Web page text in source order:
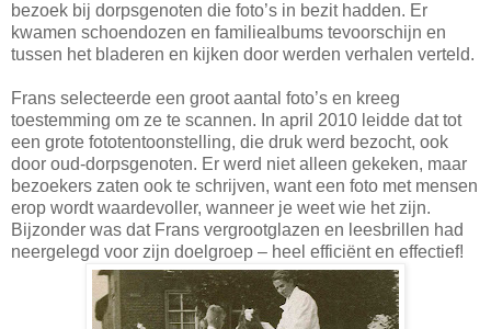
bezoek bij dorpsgenoten die foto’s in bezit hadden. Er
kwamen schoendozen en familiealbums tevoorschijn en
tussen het bladeren en kijken door werden verhalen verteld.
Frans selecteerde een groot aantal foto’s en kreeg
toestemming om ze te scannen. In april 2010 leidde dat tot
een grote fototentoonstelling, die druk werd bezocht, ook
door oud-dorpsgenoten. Er werd niet alleen gekeken, maar
bezoekers zaten ook te schrijven, want een foto met mensen
erop wordt waardevoller, wanneer je weet wie het zijn.
Bijzonder was dat Frans vergrootglazen en leesbrillen had
neergelegd voor zijn doelgroep – heel efficiënt en effectief!